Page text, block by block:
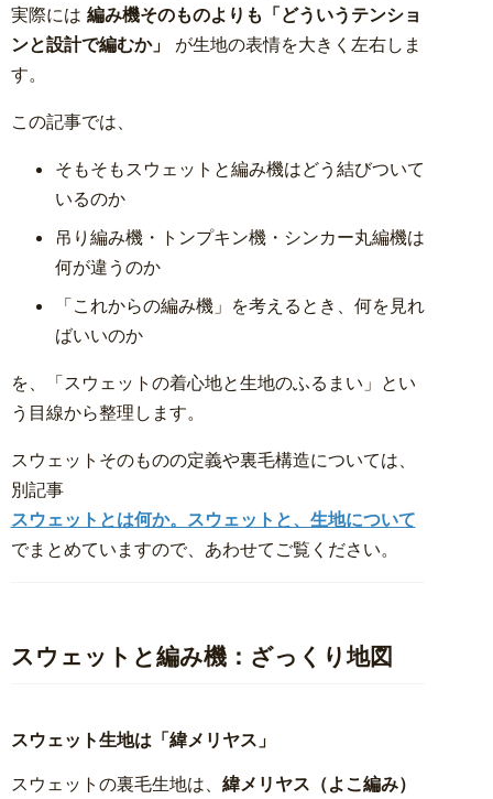
実際には 編み機そのものよりも「どういうテンショ
ンと設計で編むか」
が生地の表情を大きく左右しま
す。
この記事では、
そもそもスウェットと編み機はどう結びついて
いるのか
吊り編み機・トンプキン機・シンカー丸編機は
何が違うのか
「これからの編み機」を考えるとき、何を見れ
ばいいのか
を、「スウェットの着心地と生地のふるまい」とい
う目線から整理します。
スウェットそのものの定義や裏毛構造については、
別記事
スウェットとは何か。スウェットと、生地について
でまとめていますので、あわせてご覧ください。
スウェットと編み機：ざっくり地図
スウェット生地は「緯メリヤス」
スウェットの裏毛生地は、 緯メリヤス（よこ編み）